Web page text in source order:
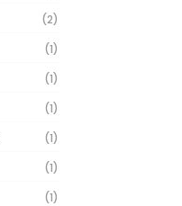
(2)
(1)
(1)
(1)
(1)
(1)
(1)